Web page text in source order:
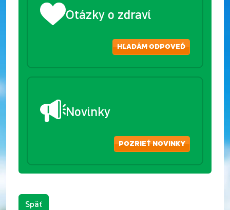
Otázky o zdraví
HĽADÁM ODPOVEĎ
Novinky
POZRIEŤ NOVINKY
Späť